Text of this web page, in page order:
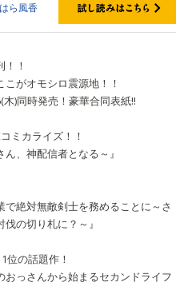
ら風香
！
がオモシロ震源地！！
)同時発売！豪華合同表紙‼
ミカライズ！！
、神配信者となる～』
で絶対無敵剣士を務めることに～さ
の切り札に？～』
位の話題作！
おっさんから始まるセカンドライフ